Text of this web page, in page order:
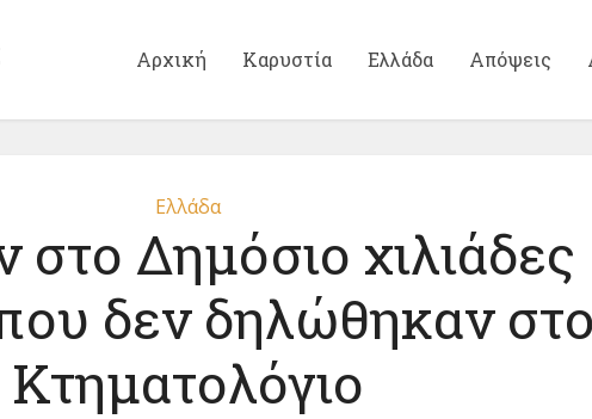
Αρχική Καρυστία Ελλάδα Απόψεις
Ελλάδα
στο Δημόσιο χιλιάδες
δεν δηλώθηκαν στο
Κτηματολόγιο